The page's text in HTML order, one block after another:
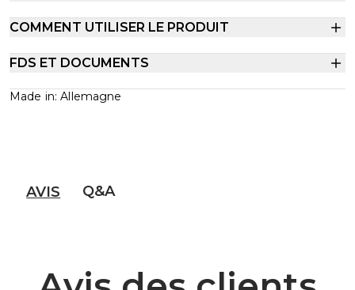
COMMENT UTILISER LE PRODUIT
FDS ET DOCUMENTS
Made in: Allemagne
AVIS Q&A